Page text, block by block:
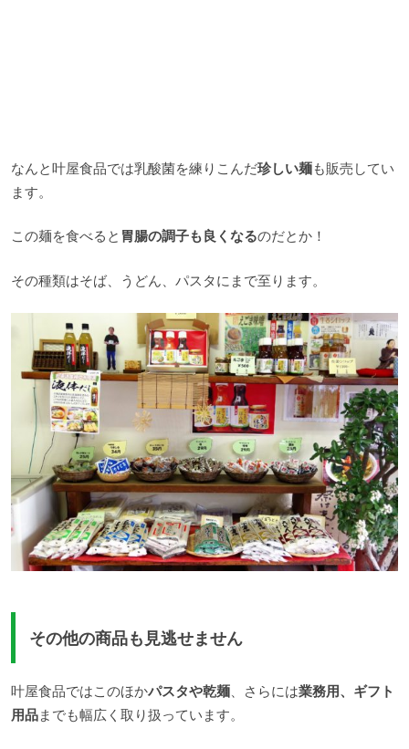
なんと叶屋食品では乳酸菌を練りこんだ珍しい麺も販売してい
ます。
この麺を食べると 胃腸の調子も良くなるのだとか！
その種類はそば、うどん、パスタにまで至ります。
その他の商品も見逃せません
叶屋食品ではこのほかパスタや乾麺、さらには業務用、ギフト
用品までも幅広く取り扱っています。